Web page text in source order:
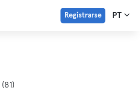
Registrarse PT
(81)